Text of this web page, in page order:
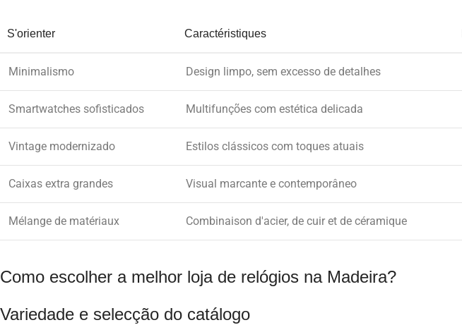
S'orienter Caractéristiques
Minimalismo Design limpo, sem excesso de detalhes
Smartwatches sofisticados Multifunções com estética delicada
Vintage modernizado Estilos clássicos com toques atuais
Caixas extra grandes Visual marcante e contemporâneo
Mélange de matériaux Combinaison d'acier, de cuir et de céramique
Como escolher a melhor loja de relógios na Madeira?
Variedade e selecção do catálogo